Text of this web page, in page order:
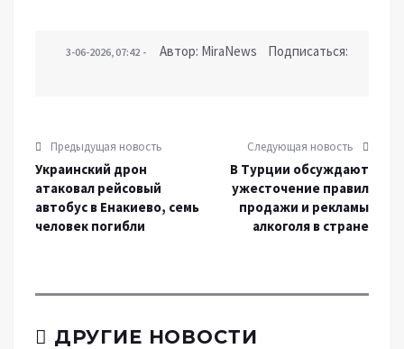
3-06-2026, 07:42 Автор: MiraNews Подписаться:
Предыдущая новость
Украинский дрон
атаковал рейсовый
автобус в Енакиево, семь
человек погибли
Следующая новость
В Турции обсуждают
ужесточение правил
продажи и рекламы
алкоголя в стране
ДРУГИЕ НОВОСТИ